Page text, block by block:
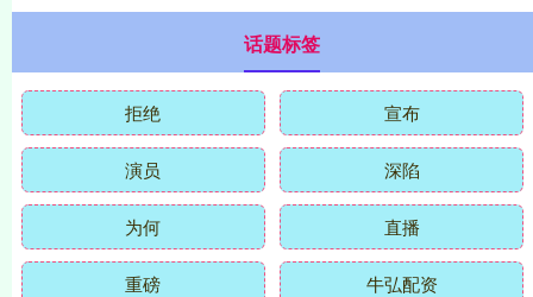
话题标签
拒绝 宣布
演员 深陷
为何 直播
重磅 牛弘配资